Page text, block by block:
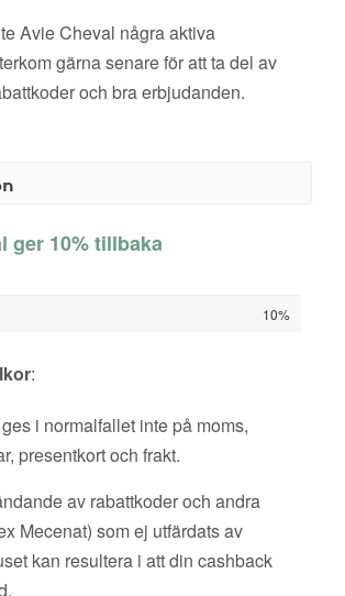
Avie Cheval några aktiva
gärna senare för att ta del av
och bra erbjudanden.
ger 10% tillbaka
10%
:
i normalfallet inte på moms,
presentkort och frakt.
av rabattkoder och andra
Mecenat) som ej utfärdats av
kan resultera i att din cashback